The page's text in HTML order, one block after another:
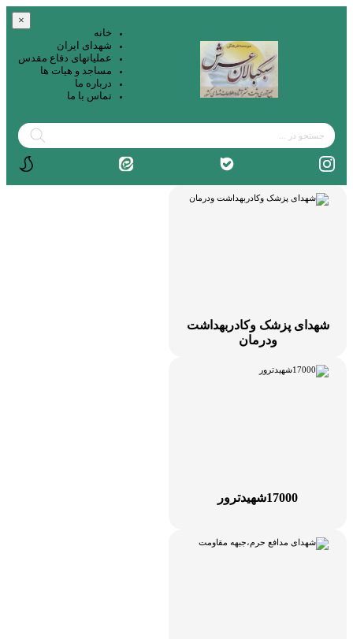
خانه
شهدای ایران
عملیاتهای دفاع مقدس
مساجد و هیات ها
درباره ما
تماس با ما
پزشک وکادربهداشت
ودرمان
17000شهیدترور